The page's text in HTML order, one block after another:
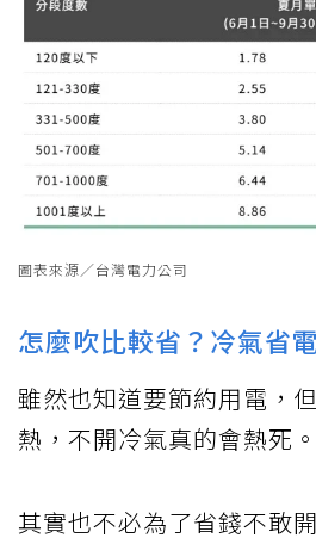
圖表來源／台灣電力公司
怎麼吹比較省？冷氣省
雖然也知道要節約用電，
熱，不開冷氣真的會熱死。
其實也不必為了省錢不敢